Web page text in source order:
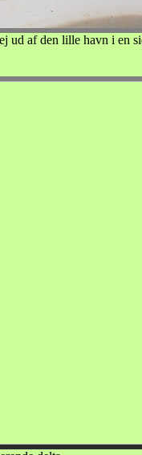
ud af den lille havn i en